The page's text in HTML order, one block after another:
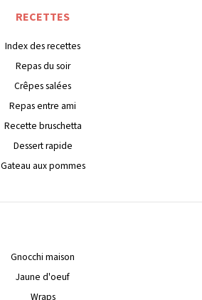
RECETTES
Index des recettes
Repas du soir
Crêpes salées
Repas entre ami
Recette bruschetta
Dessert rapide
Gateau aux pommes
Gnocchi maison
Jaune d'oeuf
Wraps